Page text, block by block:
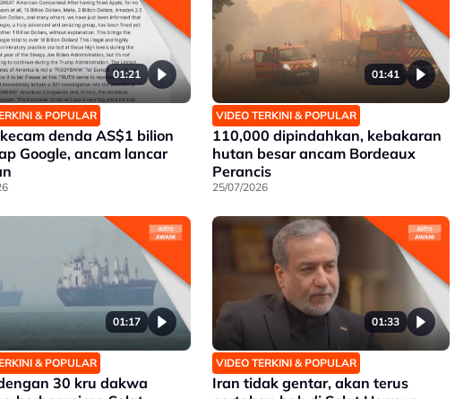
01:21
& POPULAR
denda AS$1 bilion
Google, ancam lancar
01:41
VIDEO TERKINI & POPULAR
110,000 dipindahkan, kebakaran
hutan besar ancam Bordeaux
Perancis
25/07/2026
01:17
& POPULAR
30 kru dakwa
01:33
VIDEO TERKINI & POPULAR
Iran tidak gentar, akan terus